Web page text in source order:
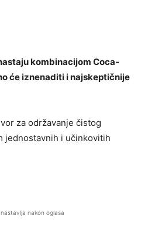
kombinacijom Coca-
će iznenaditi i najskeptičnije
za održavanje čistog
jednostavnih i učinkovitih
nakon oglasa